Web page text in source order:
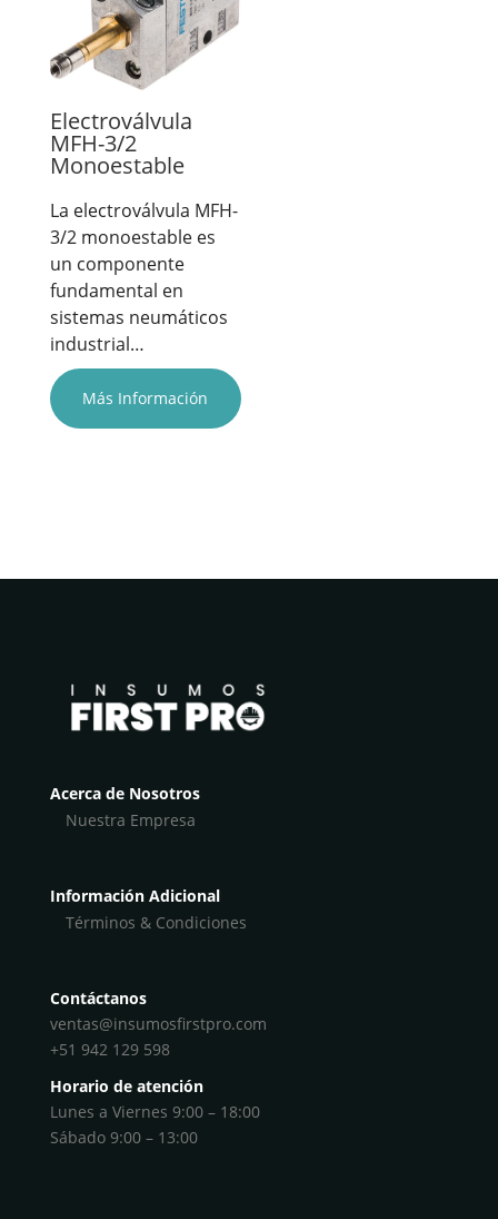
Electroválvula
MFH-3/2
Monoestable
La electroválvula MFH-
3/2 monoestable es
un componente
fundamental en
sistemas neumáticos
industrial…
Más Información
Acerca de Nosotros
Nuestra Empresa
Información Adicional
Términos & Condiciones
Contáctanos
ventas@insumosfirstpro.com
+51 942 129 598
Horario de atención
Lunes a Viernes 9:00 – 18:00
Sábado 9:00 – 13:00